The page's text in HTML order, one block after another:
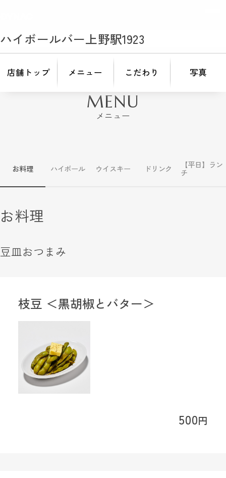
ハイボールバー上野駅1923
店舗トップ メニュー こだわり 写真
MENU
メニュー
お料理 ハイボール ウイスキー ドリンク 【平日】ラン
チ
お料理
豆皿おつまみ
500円
枝豆 ＜黒胡椒とバター＞